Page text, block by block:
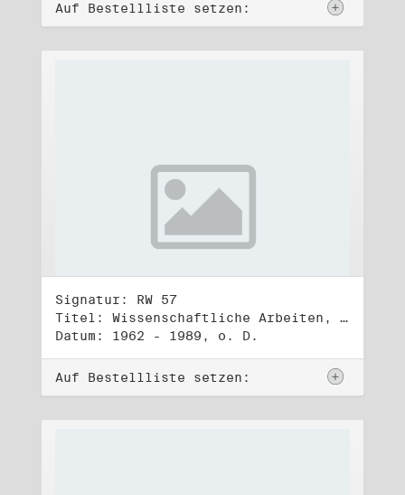
Auf Bestellliste setzen:
Signatur: RW 57
Titel: Wissenschaftliche Arbeiten, Studien und Manuskripte Dritter (1)
Datum: 1962 - 1989, o. D.
Auf Bestellliste setzen: